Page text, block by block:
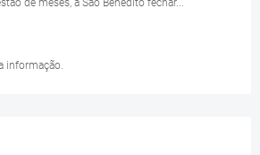
informação.